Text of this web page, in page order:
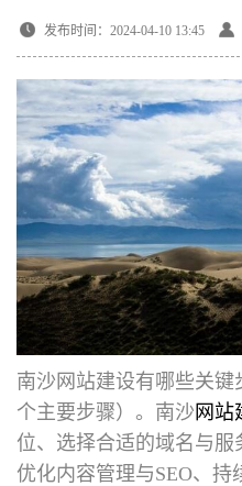
发布时间：2024-04-10 13:45
南沙网站建设有哪些关键
个主要步骤）。南沙 网站
位、选择合适的域名与服
优化内容管理与SEO、